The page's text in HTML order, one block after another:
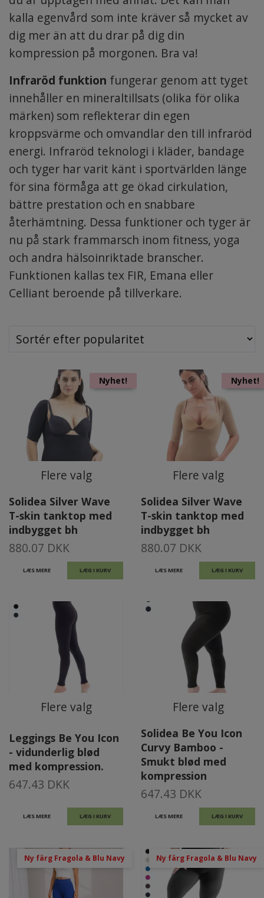
kalla egenvård som inte kräver så mycket av
dig mer än att du drar på dig din
kompression på morgonen. Bra va!
Infraröd funktion fungerar genom att tyget
innehåller en mineraltillsats (olika för olika
märken) som reflekterar din egen
kroppsvärme och omvandlar den till infraröd
energi. Infraröd teknologi i kläder, bandage
och tyger har varit känt i sportvärlden länge
för sina förmåga att ge ökad cirkulation,
bättre prestation och en snabbare
återhämtning. Dessa funktioner och tyger är
nu på stark frammarsch inom fitness, yoga
och andra hälsoinriktade branscher.
Funktionen kallas tex FIR, Emana eller
Celliant beroende på tillverkare.
Nyhet!
Flere valg
Solidea Silver Wave
T-skin tanktop med
indbygget bh
880.07 DKK
LÆS MERE LÆG I KURV
Nyhet!
Flere valg
Solidea Silver Wave
T-skin tanktop med
indbygget bh
880.07 DKK
LÆS MERE LÆG I KURV
Flere valg
Leggings Be You Icon
- vidunderlig blød
med kompression.
647.43 DKK
LÆS MERE LÆG I KURV
Flere valg
Solidea Be You Icon
Curvy Bamboo -
Smukt blød med
kompression
647.43 DKK
LÆS MERE LÆG I KURV
Ny färg Fragola & Blu Navy Ny färg Fragola & Blu Navy